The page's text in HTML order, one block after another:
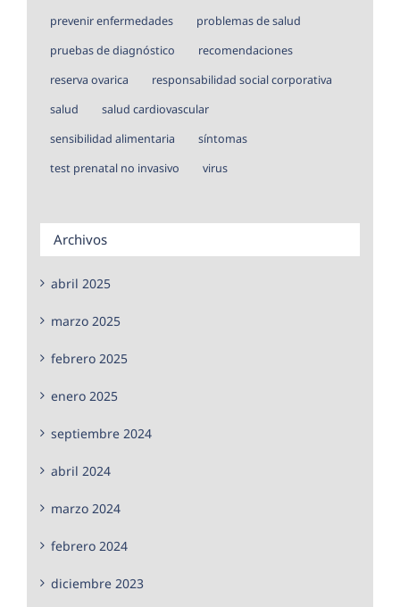
prevenir enfermedades
problemas de salud
pruebas de diagnóstico
recomendaciones
reserva ovarica
responsabilidad social corporativa
salud
salud cardiovascular
sensibilidad alimentaria
síntomas
test prenatal no invasivo
virus
Archivos
abril 2025
marzo 2025
febrero 2025
enero 2025
septiembre 2024
abril 2024
marzo 2024
febrero 2024
diciembre 2023